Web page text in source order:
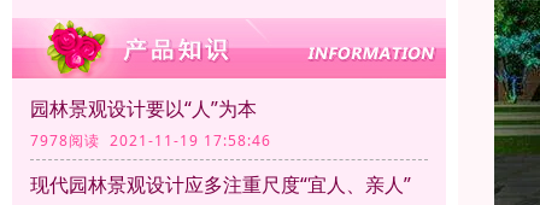
园林景观设计要以“人”为本
7978阅读 2021-11-19 17:58:46
现代园林景观设计应多注重尺度“宜人、亲人”